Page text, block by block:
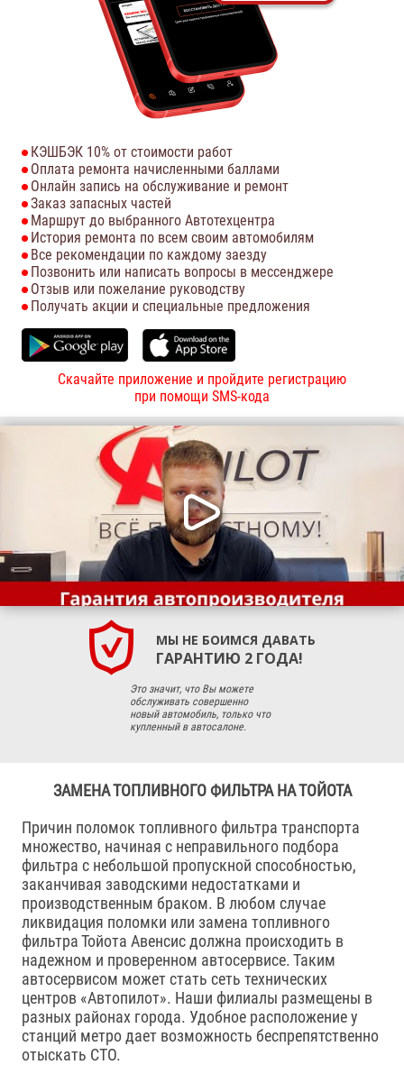
КЭШБЭК 10% от стоимости работ
Оплата ремонта начисленными баллами
Онлайн запись на обслуживание и ремонт
Заказ запасных частей
Маршрут до выбранного Автотехцентра
История ремонта по всем своим автомобилям
Все рекомендации по каждому заезду
Позвонить или написать вопросы в мессенджере
Отзыв или пожелание руководству
Получать акции и специальные предложения
Скачайте приложение и пройдите регистрацию
при помощи SMS-кода
МЫ НЕ БОИМСЯ ДАВАТЬ
ГАРАНТИЮ 2 ГОДА!
Это значит, что Вы можете
обслуживать совершенно
новый автомобиль, только что
купленный в автосалоне.
ЗАМЕНА ТОПЛИВНОГО ФИЛЬТРА НА ТОЙОТА
Причин поломок топливного фильтра транспорта
множество, начиная с неправильного подбора
фильтра с небольшой пропускной способностью,
заканчивая заводскими недостатками и
производственным браком. В любом случае
ликвидация поломки или замена топливного
фильтра Тойота Авенсис должна происходить в
надежном и проверенном автосервисе. Таким
автосервисом может стать сеть технических
центров «Автопилот». Наши филиалы размещены в
разных районах города. Удобное расположение у
станций метро дает возможность беспрепятственно
отыскать СТО.